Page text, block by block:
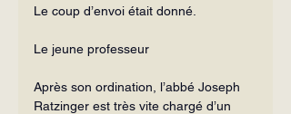
Le coup d’envoi était donné.
Le jeune professeur
Après son ordination, l’abbé Joseph
Ratzinger est très vite chargé d’un